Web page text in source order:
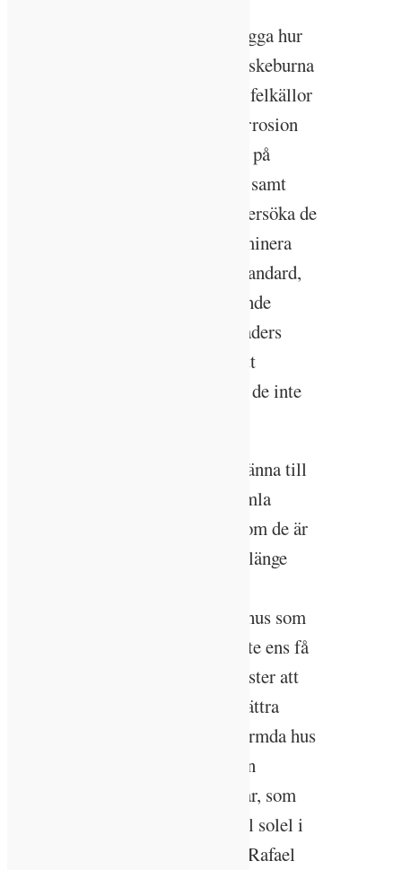
Syftet med projektet är att kartlägga hur
driftsättning och underhåll av vätskeburna
system utförs samt identifiera de felkällor
som kan leda fram till förtida korrosion
med tillhörande negativa effekter på
energianvändning, inomhusmiljö samt
underhållskostnader samt att undersöka de
möjligheter som finns för att eliminera
dessa. Det finns sedan 2014 en standard,
SS-EN12828, som utgör en bärande
pelare i EU-direktivet om byggnaders
energiprestanda som stipulerar att
flytande medier ska behandlas så de inte
– Problemet är att ingen verkar känna till
det. Vi måste få både nya och gamla
anläggningar att fungera så bra som de är
tänkta och att få dem att hålla så länge
minimienergiprestanda kommer hus som
inte klarar kraven förmodligen inte ens få
tas i bruk. Och det stora miljövinster att
göra också! Skulle vi kunna förbättra
avkylningen från Sveriges fjärrvärmda hus
med fem grader skulle det göra en
besparing, utan stora investeringar, som
motsvarar 4 gånger mer än vad all solel i
Sverige sammantaget ger, menar Rafael